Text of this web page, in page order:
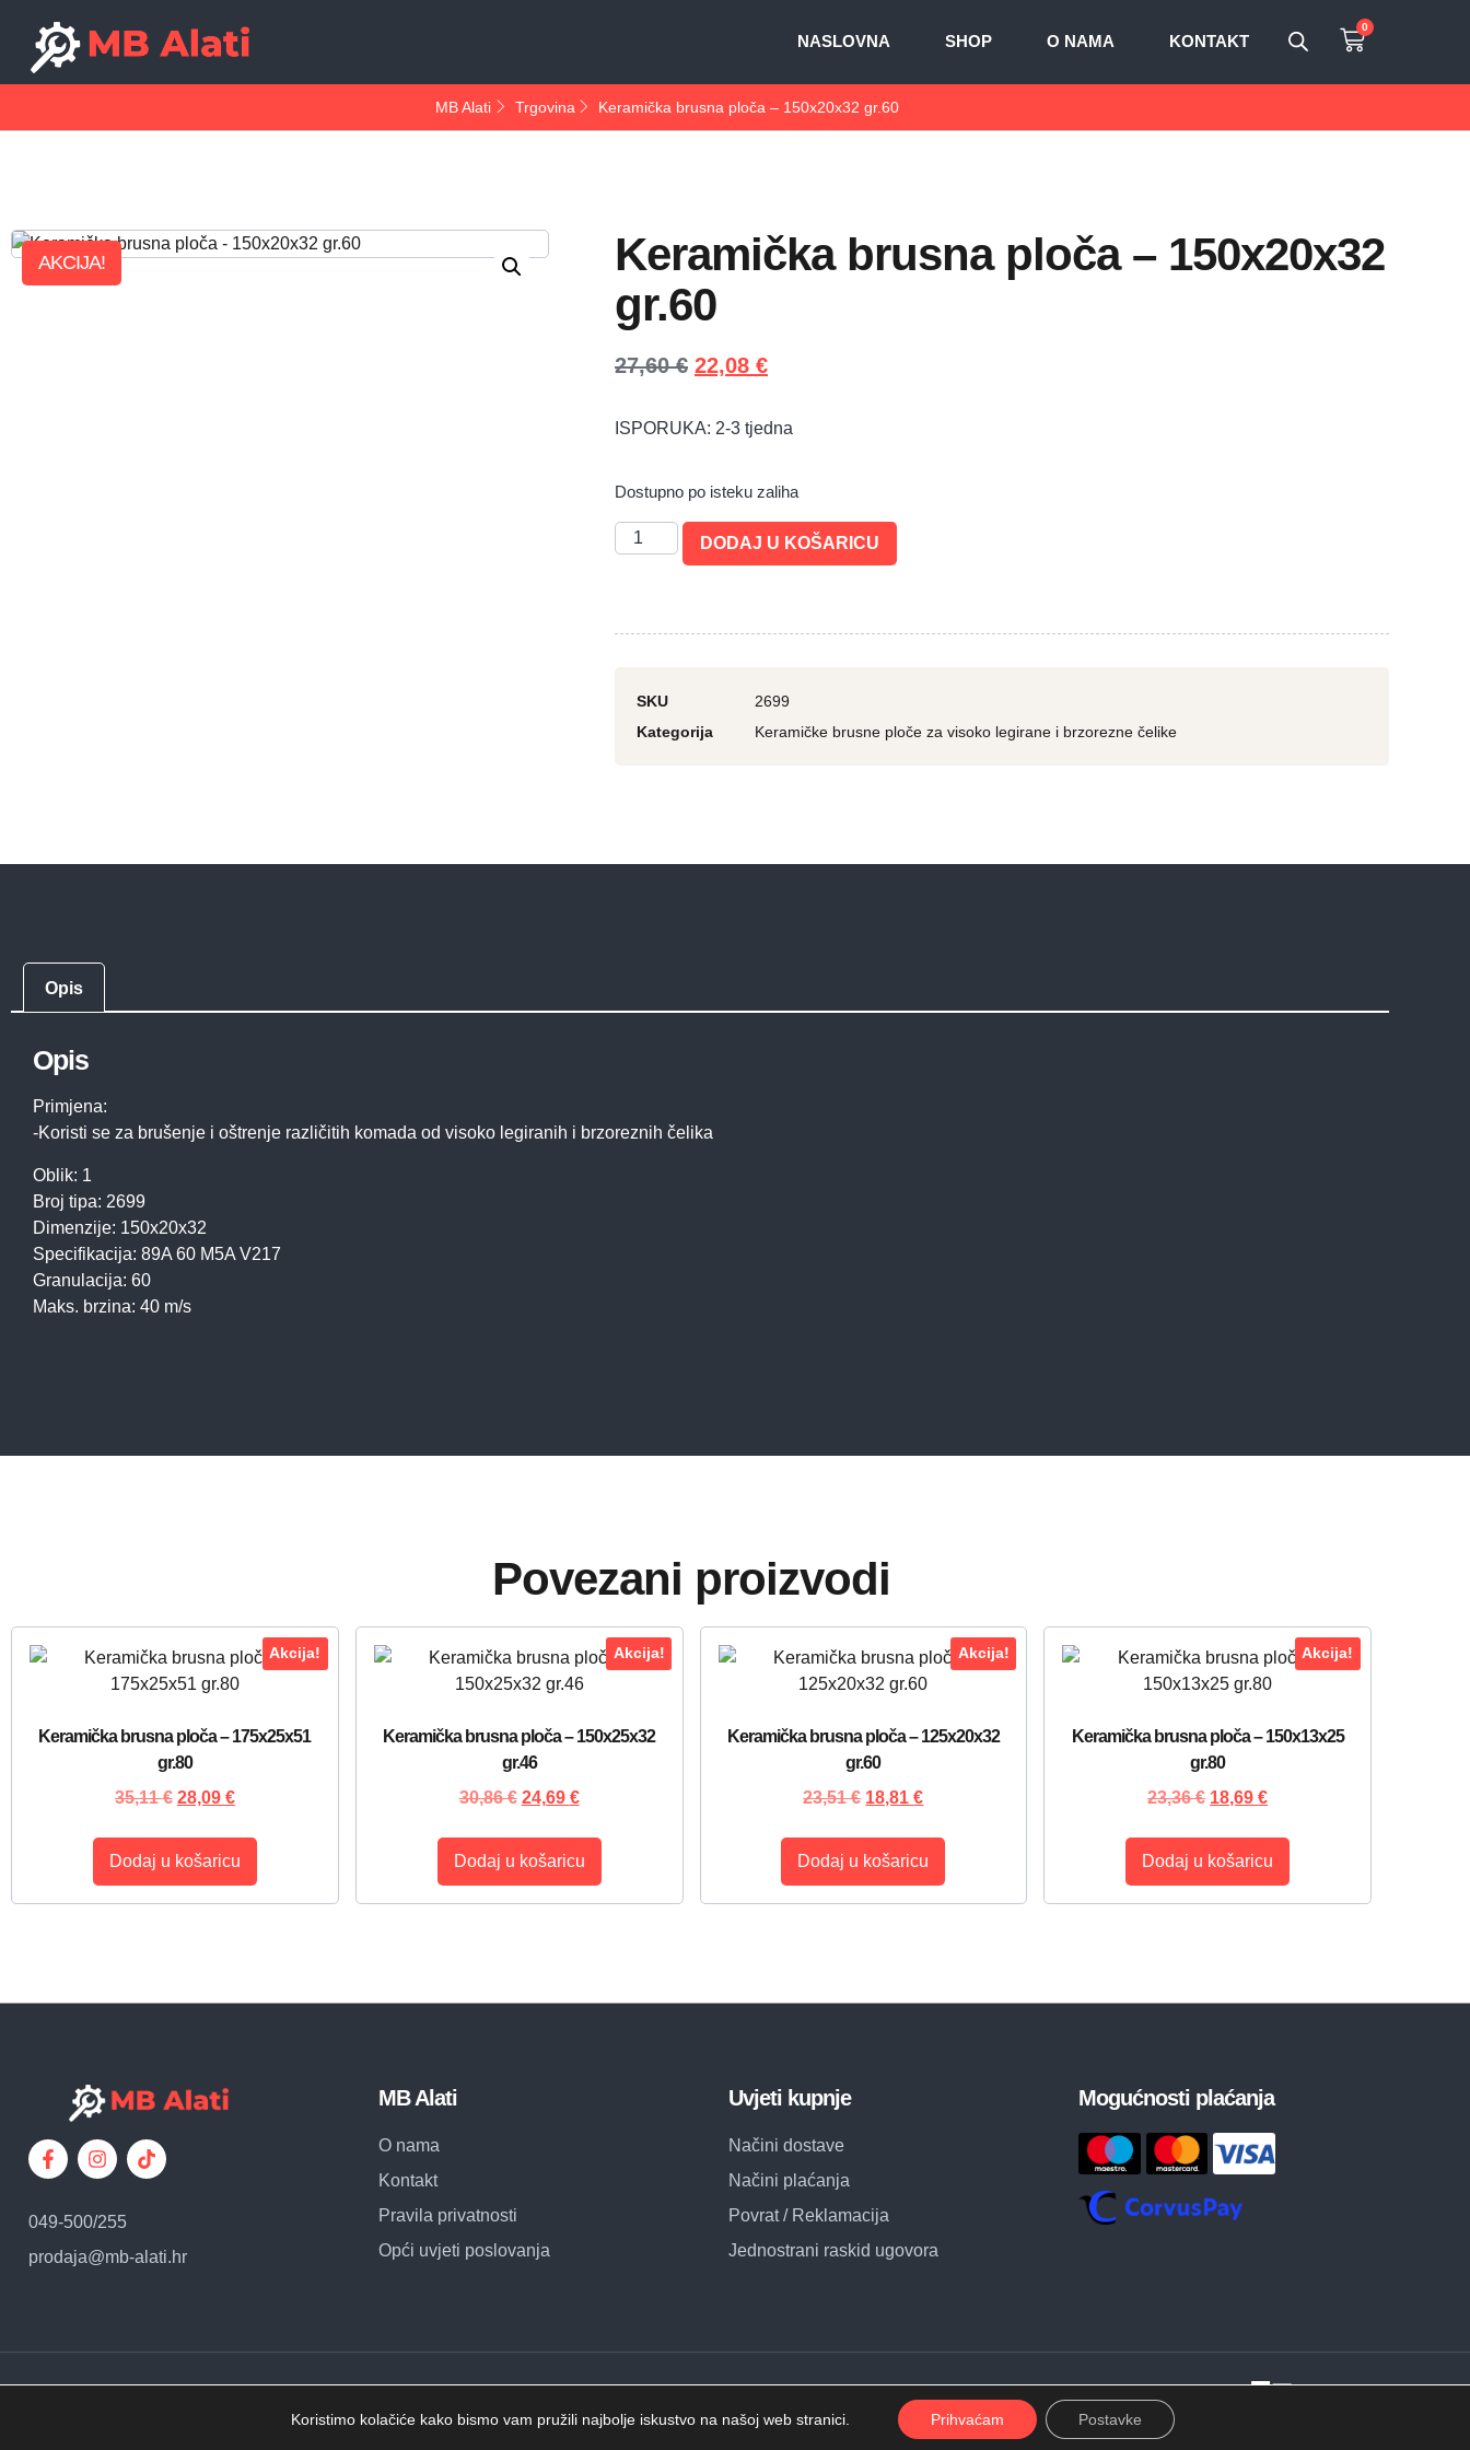
NASLOVNA SHOP O NAMA KONTAKT
0
MB Alati Trgovina Keramička brusna ploča – 150x20x32 gr.60
AKCIJA!
Keramička brusna ploča – 150x20x32
gr.60
27,60€ 22,08 €
ISPORUKA: 2-3 tjedna
Dostupno po isteku zaliha
DODAJ U KOŠARICU
SKU
2699
Kategorija
Keramičke brusne ploče za visoko legirane i brzorezne čelike
Opis
Opis
Primjena:
-Koristi se za brušenje i oštrenje različitih komada od visoko legiranih i brzoreznih čelika
Oblik: 1
Broj tipa: 2699
Dimenzije: 150x20x32
Specifikacija: 89A 60 M5A V217
Granulacija: 60
Maks. brzina: 40 m/s
Povezani proizvodi
Akcija!
Keramička brusna ploča – 175x25x51
gr.80
35,11€ 28,09 €
Dodaj u košaricu
Akcija!
Keramička brusna ploča – 150x25x32
gr.46
30,86€ 24,69 €
Dodaj u košaricu
Akcija!
Keramička brusna ploča – 125x20x32
gr.60
23,51€ 18,81€
Dodaj u košaricu
Akcija!
Keramička brusna ploča – 150x13x25
gr.80
23,36€ 18,69€
Dodaj u košaricu
049-500/255
prodaja@mb-alati.hr
MB Alati
O nama
Kontakt
Pravila privatnosti
Opći uvjeti poslovanja
Uvjeti kupnje
Načini dostave
Načini plaćanja
Povrat / Reklamacija
Jednostrani raskid ugovora
Mogućnosti plaćanja
Developed by
Koristimo kolačiće kako bismo vam pružili najbolje iskustvo na našoj web stranici. Prihvaćam Postavke